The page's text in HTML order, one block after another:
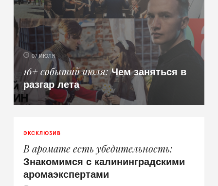
07 ИЮЛЯ
16+ событий июля Чем заняться в
разгар лета
ЭКСКЛЮЗИВ
В аромате есть убедительность
Знакомимся с калининградскими
аромаэкспертами